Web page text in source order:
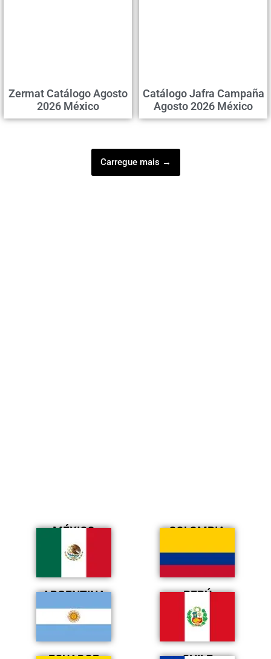
Zermat Catálogo Agosto
2026 México
Catálogo Jafra Campaña
Agosto 2026 México
Carregue mais →
MÉXICO COLOMBIA
ARGENTINA PERÚ